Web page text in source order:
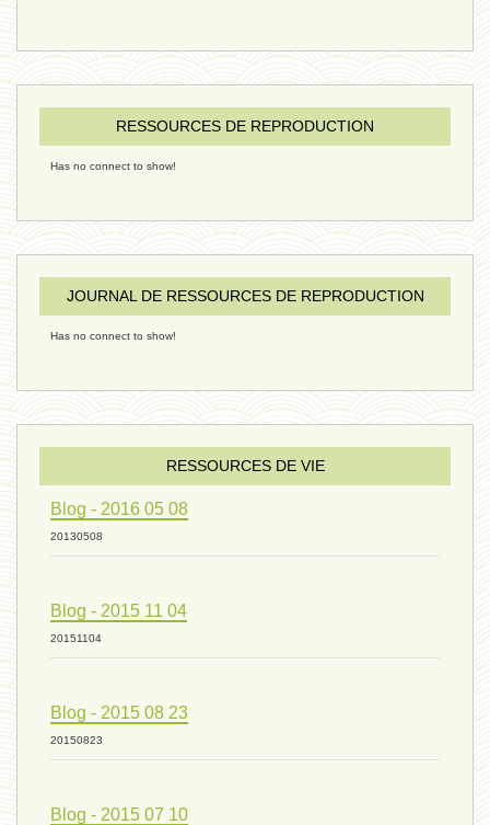
ressources de vie 05 - 23 décembre
humain 08 - 16 décembre 2024
sexualité 06 - 9 octobre 2024
ressources de vie 04 - 26
mode de production industriel 01 -
RESSOURCES DE REPRODUCTION
Has no connect to show!
JOURNAL DE RESSOURCES DE REPRODUCTION
Has no connect to show!
RESSOURCES DE VIE
Blog - 2016 05 08
20130508
Blog - 2015 11 04
20151104
Blog - 2015 08 23
20150823
Blog - 2015 07 10